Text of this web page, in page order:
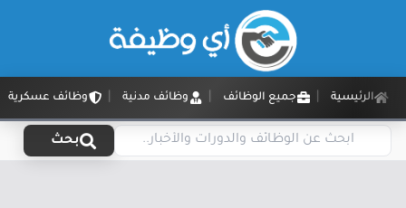
الرئيسية جميع الوظائف وظائف مدنية وظائف عسكرية
بحث